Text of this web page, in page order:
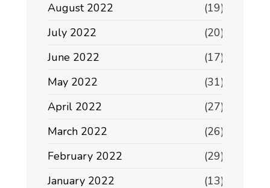
August 2022
(19)
July 2022
(20)
June 2022
(17)
May 2022
(31)
April 2022
(27)
March 2022
(26)
February 2022
(29)
January 2022
(13)